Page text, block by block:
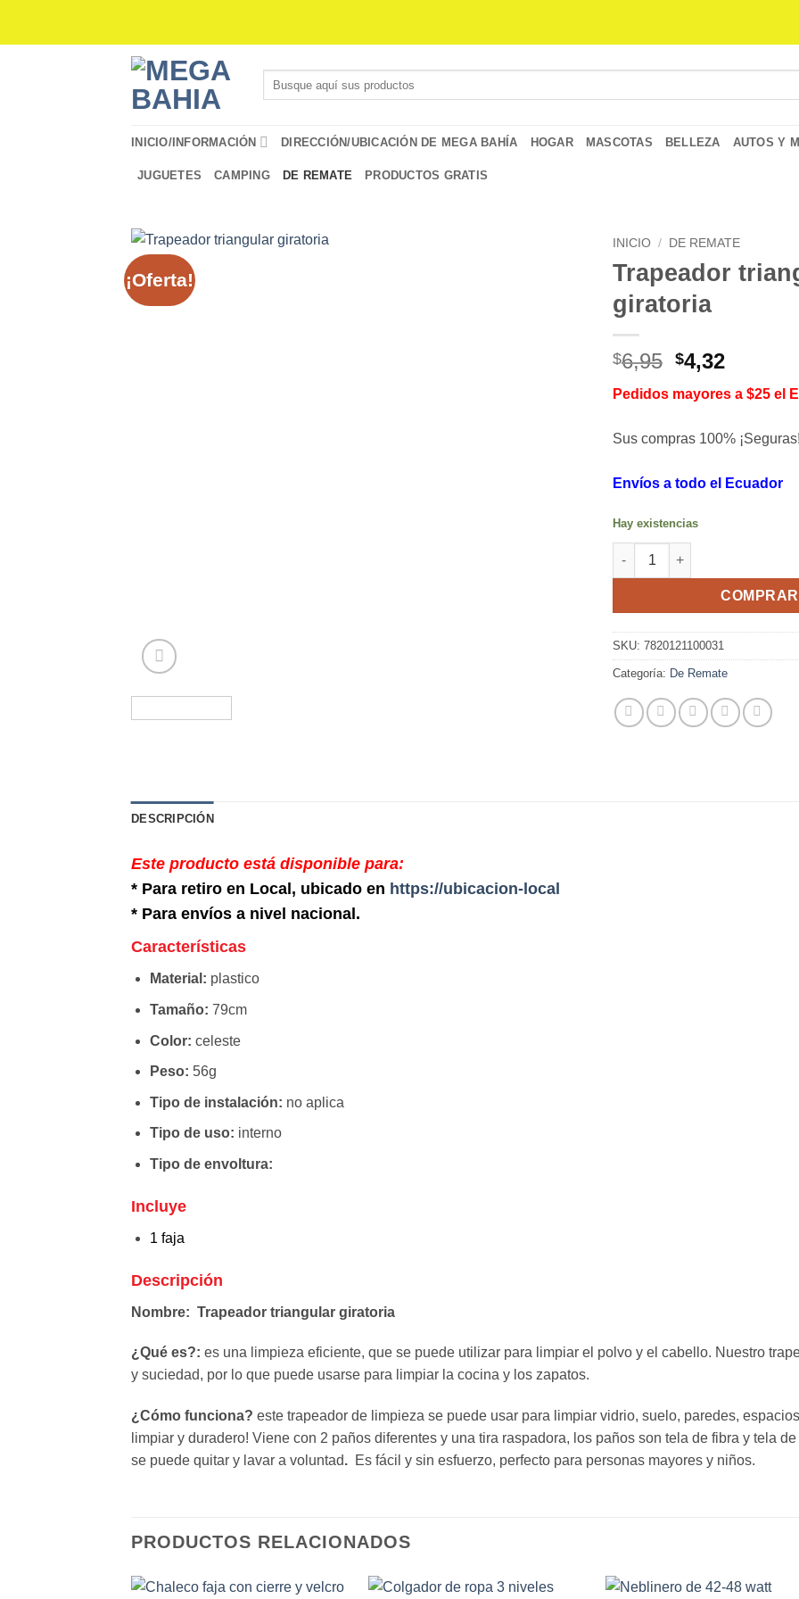
INICIO/INFORMACIÓN DIRECCIÓN/UBICACIÓN DE MEGA BAHÍA HOGAR MASCOTAS BELLEZA AUTOS Y
JUGUETES CAMPING DE REMATE PRODUCTOS GRATIS
¡Oferta!
INICIO / DE REMATE
Trapeador
giratoria
$6,95 El
original
$6,95.
$4,32El
precio
actual
$4,32.
Pedidos mayores a $25 el
Sus compras 100% ¡Seguras!
Envíos a todo el Ecuador
Hay existencias
Trapeador triangular giratoria
COMPRAR
SKU: 7820121100031
Categoría: De Remate
DESCRIPCIÓN
Este producto está disponible para:
* Para retiro en Local, ubicado en https://ubicacion-local
* Para envíos a nivel nacional.
Características
Material: plastico
Tamaño: 79cm
Color: celeste
Peso: 56g
Tipo de instalación: no aplica
Tipo de uso: interno
Tipo de envoltura:
Incluye
1 faja
Descripción
Nombre: Trapeador triangular giratoria
¿Qué es?: es una limpieza eficiente, que se puede utilizar para limpiar el polvo y el cabello. Nuestro
y suciedad, por lo que puede usarse para limpiar la cocina y los zapatos.
¿Cómo funciona? este trapeador de limpieza se puede usar para limpiar vidrio, suelo, paredes,
limpiar y duradero! Viene con 2 paños diferentes y una tira raspadora, los paños son tela de fibra y tela
se puede quitar y lavar a voluntad. Es fácil y sin esfuerzo, perfecto para personas mayores y niños.
PRODUCTOS RELACIONADOS